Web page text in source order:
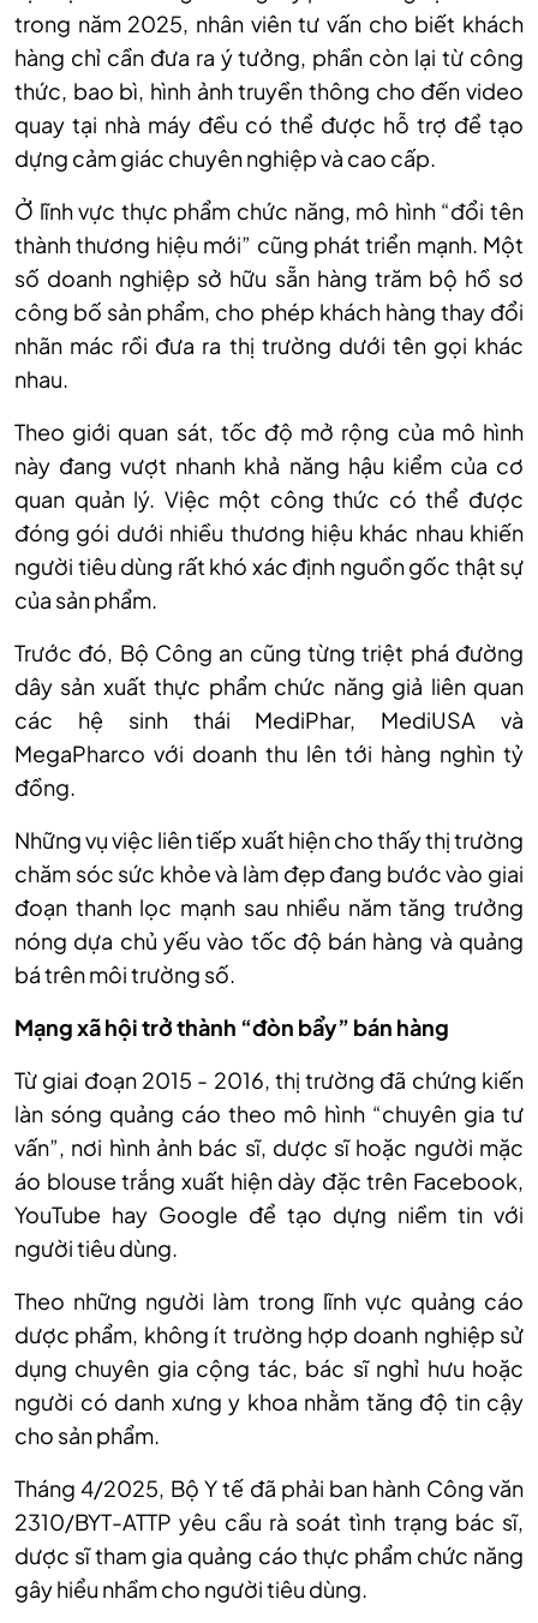
trong năm 2025, nhân viên tư vấn cho biết khách
hàng chỉ cần đưa ra ý tưởng, phần còn lại từ công
thức, bao bì, hình ảnh truyền thông cho đến video
quay tại nhà máy đều có thể được hỗ trợ để tạo
dựng cảm giác chuyên nghiệp và cao cấp.
Ở lĩnh vực thực phẩm chức năng, mô hình “đổi tên
thành thương hiệu mới” cũng phát triển mạnh. Một
số doanh nghiệp sở hữu sẵn hàng trăm bộ hồ sơ
công bố sản phẩm, cho phép khách hàng thay đổi
nhãn mác rồi đưa ra thị trường dưới tên gọi khác
nhau.
Theo giới quan sát, tốc độ mở rộng của mô hình
này đang vượt nhanh khả năng hậu kiểm của cơ
quan quản lý. Việc một công thức có thể được
đóng gói dưới nhiều thương hiệu khác nhau khiến
người tiêu dùng rất khó xác định nguồn gốc thật sự
của sản phẩm.
Trước đó, Bộ Công an cũng từng triệt phá đường
dây sản xuất thực phẩm chức năng giả liên quan
các hệ sinh thái MediPhar, MediUSA và
MegaPharco với doanh thu lên tới hàng nghìn tỷ
đồng.
Những vụ việc liên tiếp xuất hiện cho thấy thị trường
chăm sóc sức khỏe và làm đẹp đang bước vào giai
đoạn thanh lọc mạnh sau nhiều năm tăng trưởng
nóng dựa chủ yếu vào tốc độ bán hàng và quảng
bá trên môi trường số.
Mạng xã hội trở thành “đòn bẩy” bán hàng
Từ giai đoạn 2015 - 2016, thị trường đã chứng kiến
làn sóng quảng cáo theo mô hình “chuyên gia tư
vấn”, nơi hình ảnh bác sĩ, dược sĩ hoặc người mặc
áo blouse trắng xuất hiện dày đặc trên Facebook,
YouTube hay Google để tạo dựng niềm tin với
người tiêu dùng.
Theo những người làm trong lĩnh vực quảng cáo
dược phẩm, không ít trường hợp doanh nghiệp sử
dụng chuyên gia cộng tác, bác sĩ nghỉ hưu hoặc
người có danh xưng y khoa nhằm tăng độ tin cậy
cho sản phẩm.
Tháng 4/2025, Bộ Y tế đã phải ban hành Công văn
2310/BYT-ATTP yêu cầu rà soát tình trạng bác sĩ,
dược sĩ tham gia quảng cáo thực phẩm chức năng
gây hiểu nhầm cho người tiêu dùng.